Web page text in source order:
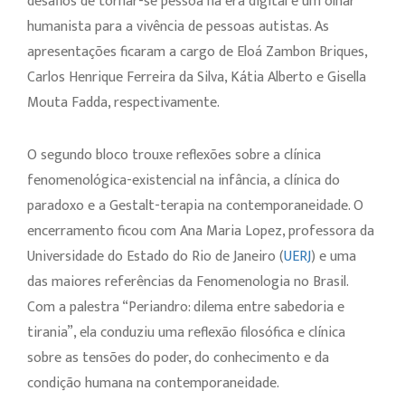
humanista para a vivência de pessoas autistas. As
apresentações ficaram a cargo de Eloá Zambon Briques,
Carlos Henrique Ferreira da Silva, Kátia Alberto e Gisella
Mouta Fadda, respectivamente.
O segundo bloco trouxe reflexões sobre a clínica
fenomenológica-existencial na infância, a clínica do
paradoxo e a Gestalt-terapia na contemporaneidade. O
encerramento ficou com Ana Maria Lopez, professora da
Universidade do Estado do Rio de Janeiro (UERJ) e uma
das maiores referências da Fenomenologia no Brasil.
Com a palestra “Periandro: dilema entre sabedoria e
tirania”, ela conduziu uma reflexão filosófica e clínica
sobre as tensões do poder, do conhecimento e da
condição humana na contemporaneidade.